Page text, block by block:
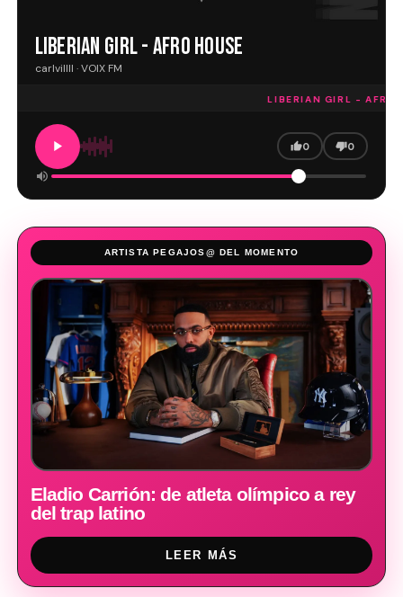
LIBERIAN GIRL - AFRO HOUSE
carlvillll · VOIX FM
LIBERIAN GIRL - AFRO
0 0
ARTISTA PEGAJOS@ DEL MOMENTO
Eladio Carrión: de atleta olímpico a rey
del trap latino
LEER MÁS